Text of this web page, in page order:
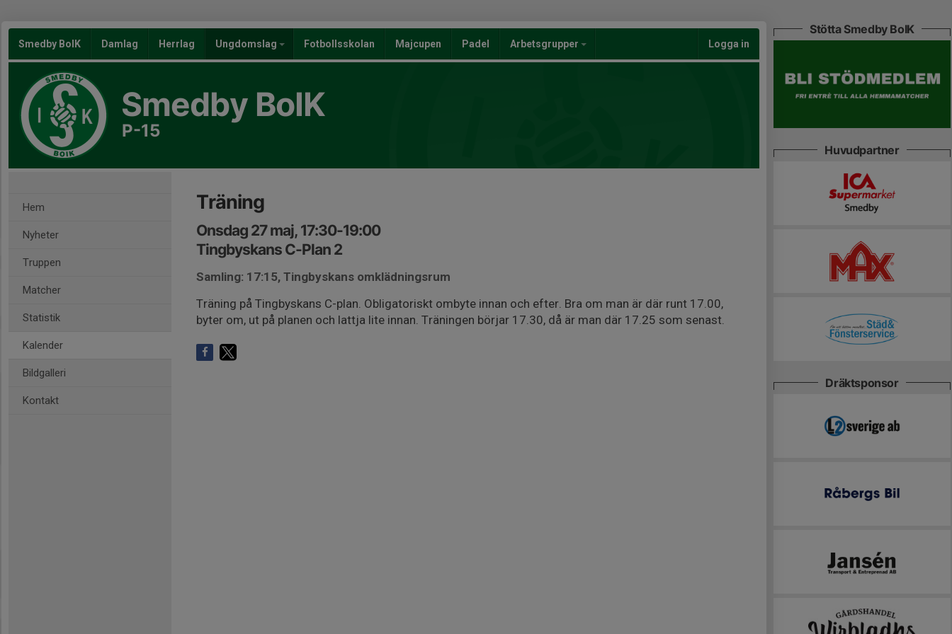
Smedby BoIK Damlag Herrlag Ungdomslag Fotbollsskolan Majcupen Padel Arbetsgrupper Logga in
Smedby BoIK
P-15
Hem
Nyheter
Truppen
Matcher
Statistik
Kalender
Bildgalleri
Kontakt
Träning
Onsdag 27 maj, 17:30-19:00
Tingbyskans C-Plan 2
Samling: 17:15, Tingbyskans omklädningsrum
Träning på Tingbyskans C-plan. Obligatoriskt ombyte innan och efter. Bra om man är där runt 17.00,
byter om, ut på planen och lattja lite innan. Träningen börjar 17.30, då är man där 17.25 som senast.
Stötta Smedby BoIK
Huvudpartner
Dräktsponsor